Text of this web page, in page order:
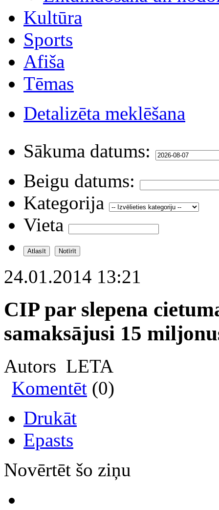
Kultūra
Sports
Afiša
Tēmas
Detalizēta meklēšana
Sākuma datums:
Beigu datums:
Kategorija
Vieta
24.01.2014 13:21
CIP par slepena
samaksājusi 15
Autors LETA
Komentēt (0)
Drukāt
Epasts
Novērtēt šo ziņu